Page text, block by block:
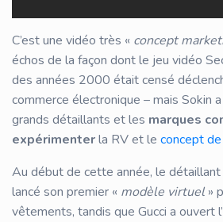
C’est une vidéo très « concept
échos de la façon dont le jeu vidéo
des années 2000 était censé
commerce électronique – mais Sokin
grands détaillants et les marques
expérimenterla RV et le concept
Au début de cette année, le
lancé son premier « modèle virtuel »
vêtements, tandis que Gucci a ouvert